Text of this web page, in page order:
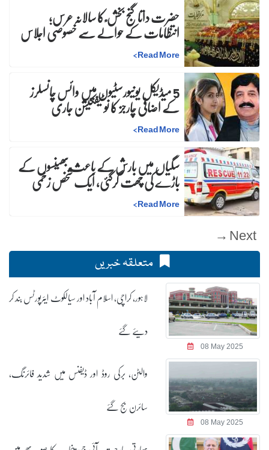
حضرت داتا گنج بخش ؒ کا سالانہ عرس;
انتظامات کے حوالے سے خصوصی اجلاس
Read More
>
5 میڈیکل یونیورسٹیوں میں وائس چانسلرز
کے اضافی چارجز کا نوٹیفکیشن جاری
Read More
>
سگیاں میں بارش کے باعث بھینسوں کے
باڑے کی چھت گرگئی، ایک شخص زخمی
Read More
>
Next →
متعلقہ خبریں
08 May 2025
لاہور، کراچی، اسلام آباد اور سیالکوٹ ایئرپورٹس بند کر
دیئے گئے
08 May 2025
والٹن، برکی روڈ اور ڈیفنس میں شدید فائرنگ،
سائرن بج گئے